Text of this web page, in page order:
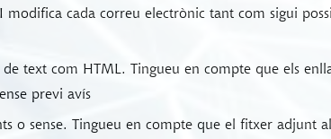
cada correu electrònic tant com sigui
text com HTML. Tingueu en compte que els
previ avís
o sense. Tingueu en compte que el fitxer